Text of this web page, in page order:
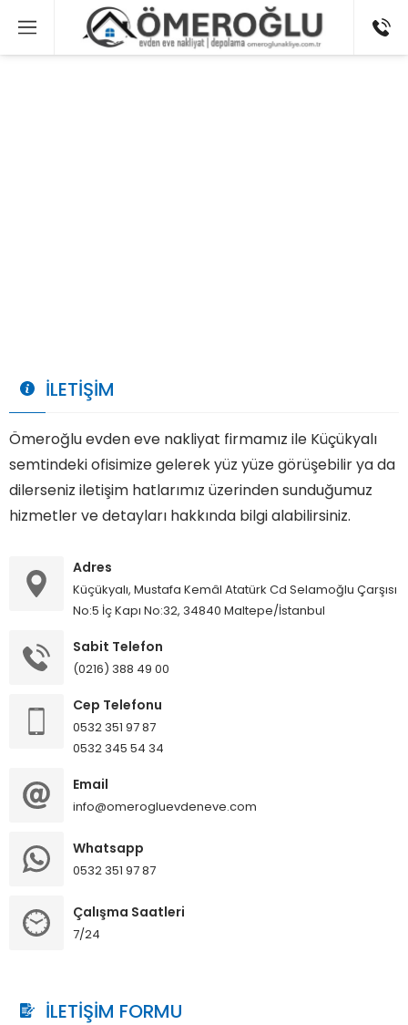
İLETIŞIM
Ömeroğlu evden eve nakliyat firmamız ile Küçükyalı
semtindeki ofisimize gelerek yüz yüze görüşebilir ya da
dilerseniz iletişim hatlarımız üzerinden sunduğumuz
hizmetler ve detayları hakkında bilgi alabilirsiniz.
Adres
Küçükyalı, Mustafa Kemâl Atatürk Cd Selamoğlu Çarşısı
No:5 İç Kapı No:32, 34840 Maltepe/İstanbul
Sabit Telefon
(0216) 388 49 00
Cep Telefonu
0532 351 97 87
0532 345 54 34
Email
info@omerogluevdeneve.com
Whatsapp
0532 351 97 87
Çalışma Saatleri
7/24
İLETİŞİM FORMU